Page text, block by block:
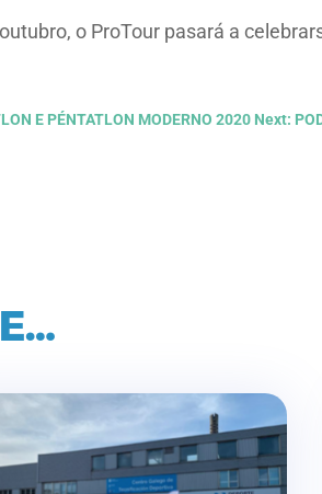
o ProTour pasará a
E PÉNTATLON MODERNO 2020 Next: